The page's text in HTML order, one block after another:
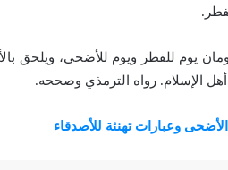
يوم للفطر ويوم للأضحى، ويلحق
أهل الإسلام. رواه الترمذي وصححه.
وعبارات تهنئة للأصدقاء